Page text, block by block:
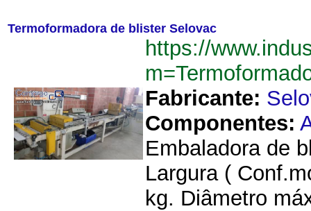
Termoformadora de blister Selovac
https://
Fabricante:
Componentes:
Embaladora de
Largura (
kg. Diâmetro